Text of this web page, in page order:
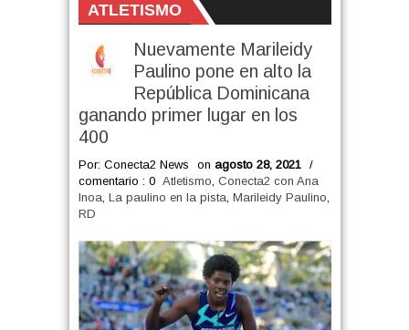
ATLETISMO
Nuevamente Marileidy
Paulino pone en alto la
República Dominicana
ganando primer lugar en los
400
Por: Conecta2 News on agosto 28, 2021
/
comentario : 0 Atletismo, Conecta2 con Ana
Inoa, La paulino en la pista, Marileidy Paulino,
RD